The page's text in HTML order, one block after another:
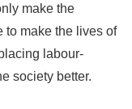
make the
to make the lives of
labour-
society better.